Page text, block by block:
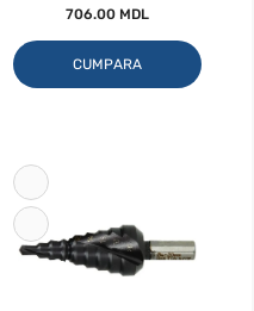
706.00 MDL
CUMPARA